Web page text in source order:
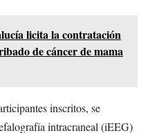
licita la contratación
de cáncer de mama
inscritos, se
intracraneal (iEEG)